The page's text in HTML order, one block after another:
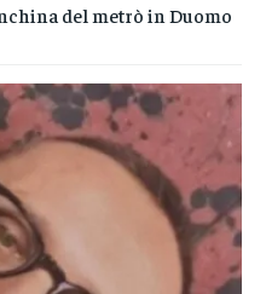
del metrò in Duomo